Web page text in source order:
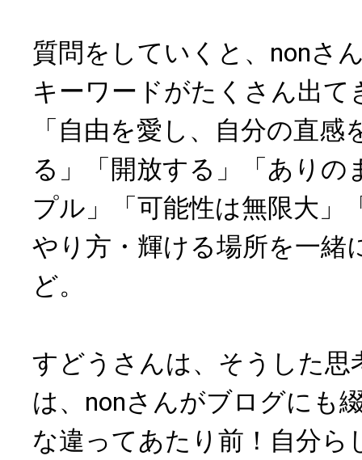
質問をしていくと、nonさ
キーワードがたくさん出て
「自由を愛し、自分の直感
る」「開放する」「ありの
プル」「可能性は無限大」
やり方・輝ける場所を一緒
ど。
すどうさんは、そうした思
は、nonさんがブログにも
な違ってあたり前！自分ら